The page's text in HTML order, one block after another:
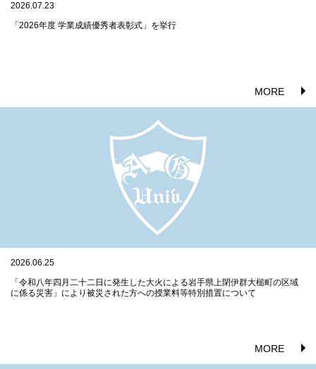
2026.07.23
「2026年度 学業成績優秀者表彰式」を挙行
MORE
2026.06.25
「令和八年四月二十二日に発生した大火による岩手県上閉伊群大槌町の区域
に係る災害」により被災された方への授業料等特別措置について
MORE